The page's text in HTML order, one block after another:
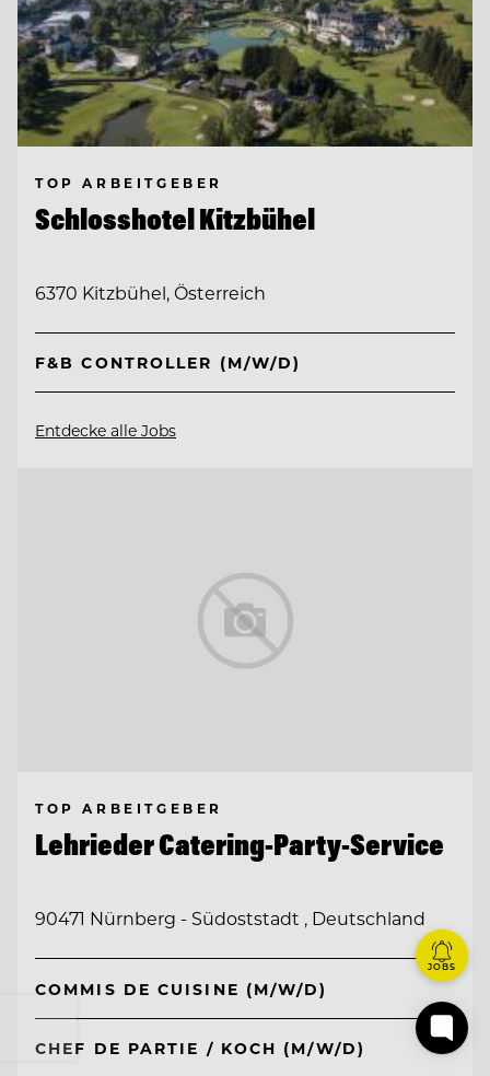
TOP ARBEITGEBER
Schlosshotel Kitzbühel
6370 Kitzbühel, Österreich
F&B CONTROLLER (M/W/D)
Entdecke alle Jobs
TOP ARBEITGEBER
Lehrieder Catering-Party-Service
90471 Nürnberg - Südoststadt , Deutschland
COMMIS DE CUISINE (M/W/D)
CHEF DE PARTIE / KOCH (M/W/D)
JOBS